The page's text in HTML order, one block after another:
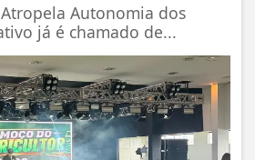
Autonomia dos
já é chamado de...